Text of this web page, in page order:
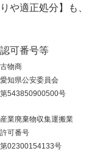
りや適正処分】も
認可番号等
古物商
愛知県公安委員会
第543850900500号
産業廃棄物収集運搬業
許可番号
第02300154133号